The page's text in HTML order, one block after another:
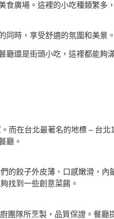
廣場。這裡的小吃種類繁多
同時，享受舒適的氛圍和美景。
還是街頭小吃，這裡都能夠
而在台北最著名的地標 – 台
廳。
的餃子外皮薄、口感嫩滑，
找到一些創意菜餚。
隊所烹製，品質保證。餐